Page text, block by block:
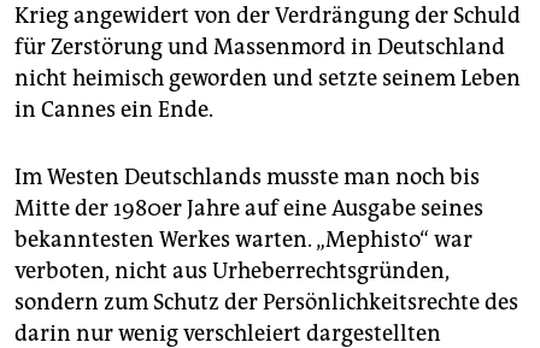
Krieg angewidert von der Verdrängung der Schuld
für Zerstörung und Massenmord in Deutschland
nicht heimisch geworden und setzte seinem Leben
in Cannes ein Ende.
Im Westen Deutschlands musste man noch bis
Mitte der 1980er Jahre auf eine Ausgabe seines
bekanntesten Werkes warten. „Mephisto“ war
verboten, nicht aus Urheberrechtsgründen,
sondern zum Schutz der Persönlichkeitsrechte des
darin nur wenig verschleiert dargestellten